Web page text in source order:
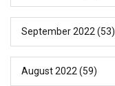
September 2022 (53)
August 2022 (59)